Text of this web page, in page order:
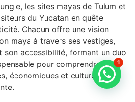
les sites mayas de Tulum et
du Yucatan en quête
Chacun offre une vision
maya à travers ses vestiges,
son accessibilité, formant un duo
pour comprendre les
économiques et culturelles de
1